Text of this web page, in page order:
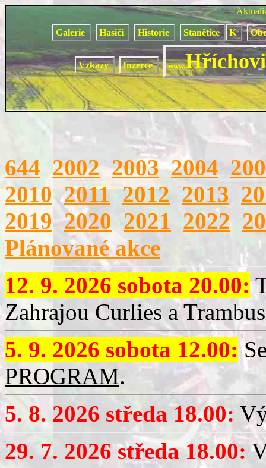
Galerie Hasiči Historie Stanětice K
Vzkazy Inzerce www.
644 2002 2003 2004
2010 2011 2012 2013
2019 2020 2021 2022
Plánované akce
12. 9. 2026 sobota 20.00:
Zahrajou Curlies a
5. 9. 2026 sobota 12.00:
PROGRAM.
5. 8. 2026 středa 18.00:
29. 7. 2026 středa 18.00: